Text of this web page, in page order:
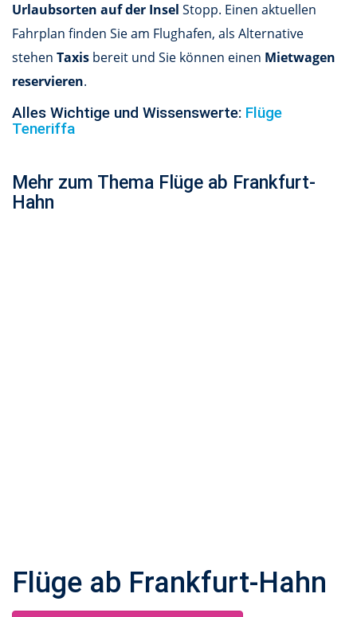
Urlaubsorten auf der Insel Stopp. Einen aktuellen
Fahrplan finden Sie am Flughafen, als Alternative
stehen Taxis bereit und Sie können einen Mietwagen
reservieren.
Alles Wichtige und Wissenswerte: Flüge
Teneriffa
Mehr zum Thema Flüge ab Frankfurt-
Hahn
Flüge ab Frankfurt-Hahn